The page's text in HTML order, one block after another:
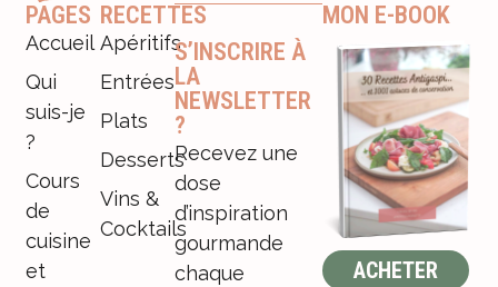
PAGES
Accueil
Qui
suis-je
?
Cours
de
cuisine
et
RECETTES
Apéritifs
Entrées
Plats
Desserts
Vins &
Cocktails
S’INSCRIRE À
LA
NEWSLETTER
?
Recevez une
dose
d’inspiration
gourmande
chaque
MON E-BOOK
ACHETER